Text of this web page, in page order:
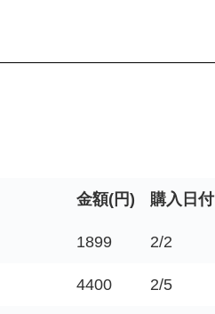
金額(円) 購入日付
1899 2/2
4400 2/5